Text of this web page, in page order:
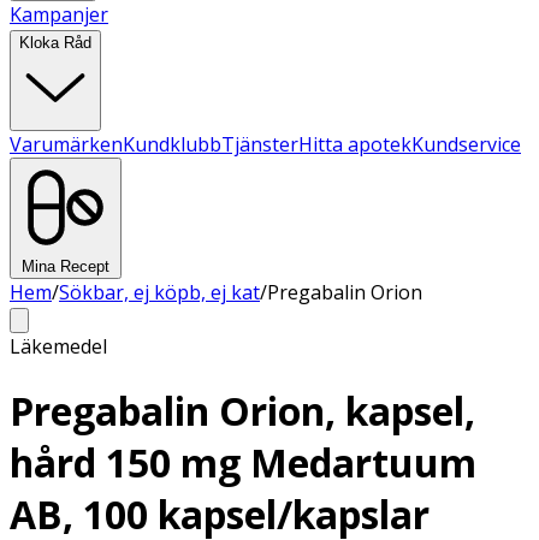
Kampanjer
Kloka Råd
VarumärkenKundklubbTjänsterHitta apotekKundservice
Mina Recept
Hem/Sökbar, ej köpb, ej kat/Pregabalin Orion
Läkemedel
Pregabalin Orion, kapsel,
hård 150 mg Medartuum
AB, 100 kapsel/kapslar